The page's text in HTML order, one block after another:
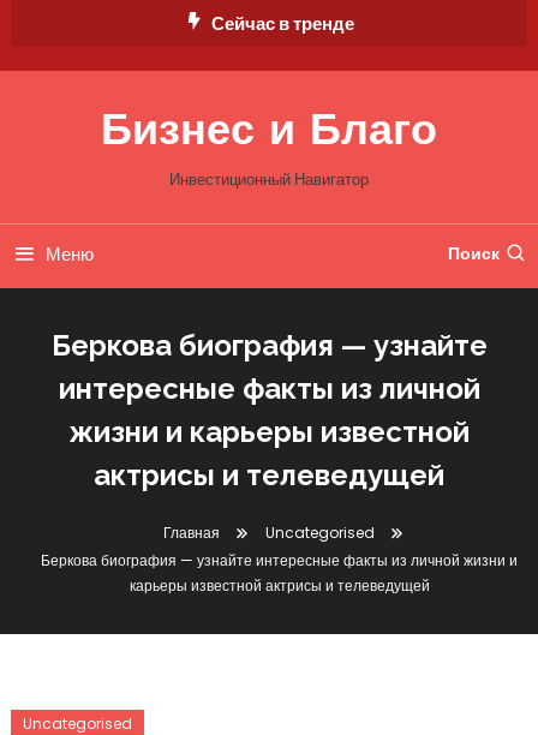
Сейчас в тренде
Бизнес и Благо
Инвестиционный Навигатор
Меню Поиск
Беркова биография — узнайте
интересные факты из личной
жизни и карьеры известной
актрисы и телеведущей
Главная
Uncategorised
Беркова биография — узнайте интересные факты из личной жизни и
карьеры известной актрисы и телеведущей
Uncategorised